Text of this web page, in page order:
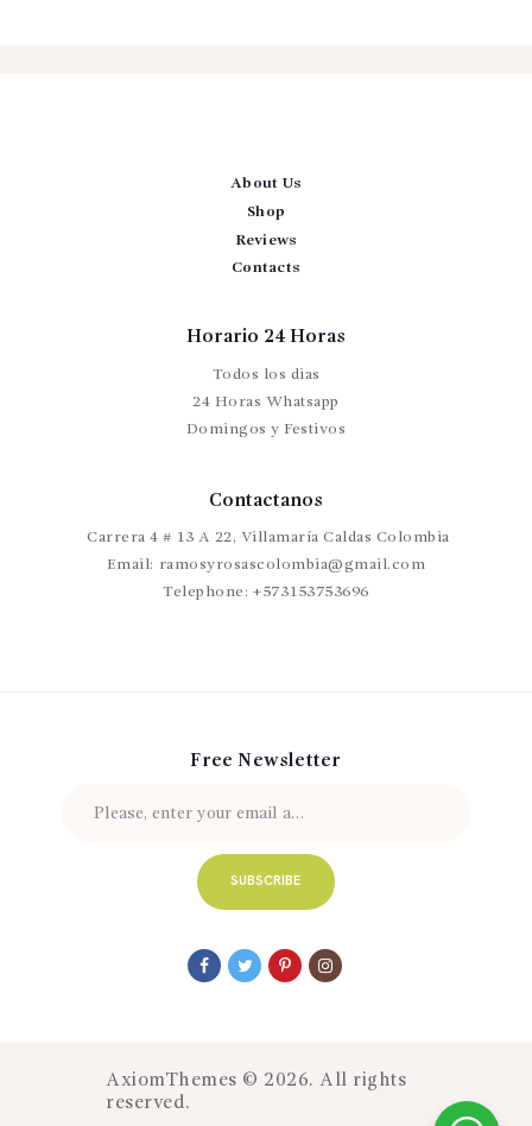
About Us
Shop
Reviews
Contacts
Horario 24 Horas
Todos los dias
24 Horas Whatsapp
Domingos y Festivos
Contactanos
Carrera 4 # 13 A 22, Villamaría Caldas Colombia
Email: ramosyrosascolombia@gmail.com
Telephone: +573153753696
Free Newsletter
AxiomThemes © 2026. All rights
reserved.